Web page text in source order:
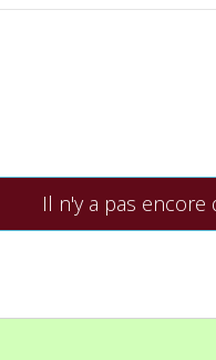
Il n'y a pas encore